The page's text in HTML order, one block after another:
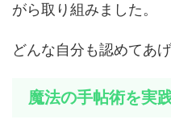
がら取り組みました。
どんな自分も認めてあ
魔法の手帖術を実